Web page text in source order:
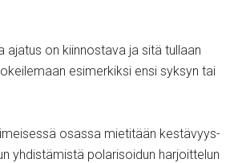
ajatus on kiinnostava ja sitä tullaan
esimerkiksi ensi syksyn tai
osassa mietitään kestävyys-
yhdistämistä polarisoidun harjoittelun